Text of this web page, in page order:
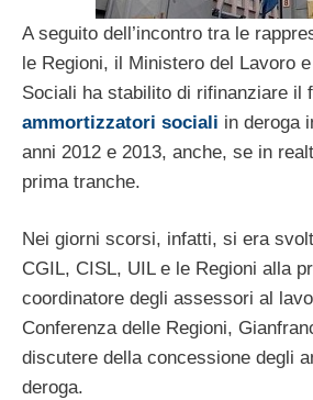
A seguito dell’incontro tra le
le Regioni, il Ministero del Lavoro
Sociali ha stabilito di rifinanziare il
ammortizzatori sociali in deroga
anni 2012 e 2013, anche, se in
prima tranche.
Nei giorni scorsi, infatti, si era
CGIL, CISL, UIL e le Regioni alla
coordinatore degli assessori al
Conferenza delle Regioni,
discutere della concessione degli
deroga.